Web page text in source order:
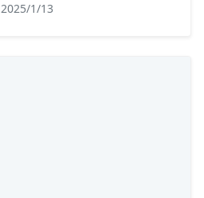
2025/1/13